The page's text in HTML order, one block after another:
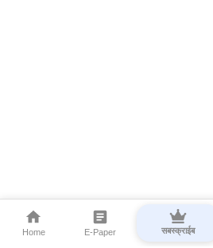
Home E-Paper सबस्क्राईब